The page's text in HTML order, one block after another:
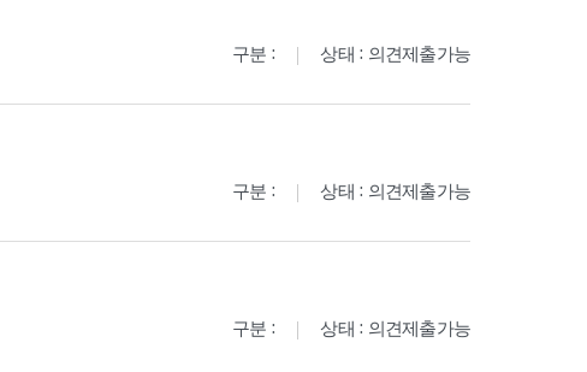
구분 : 상태 : 의견제출가능
구분 : 상태 : 의견제출가능
구분 : 상태 : 의견제출가능